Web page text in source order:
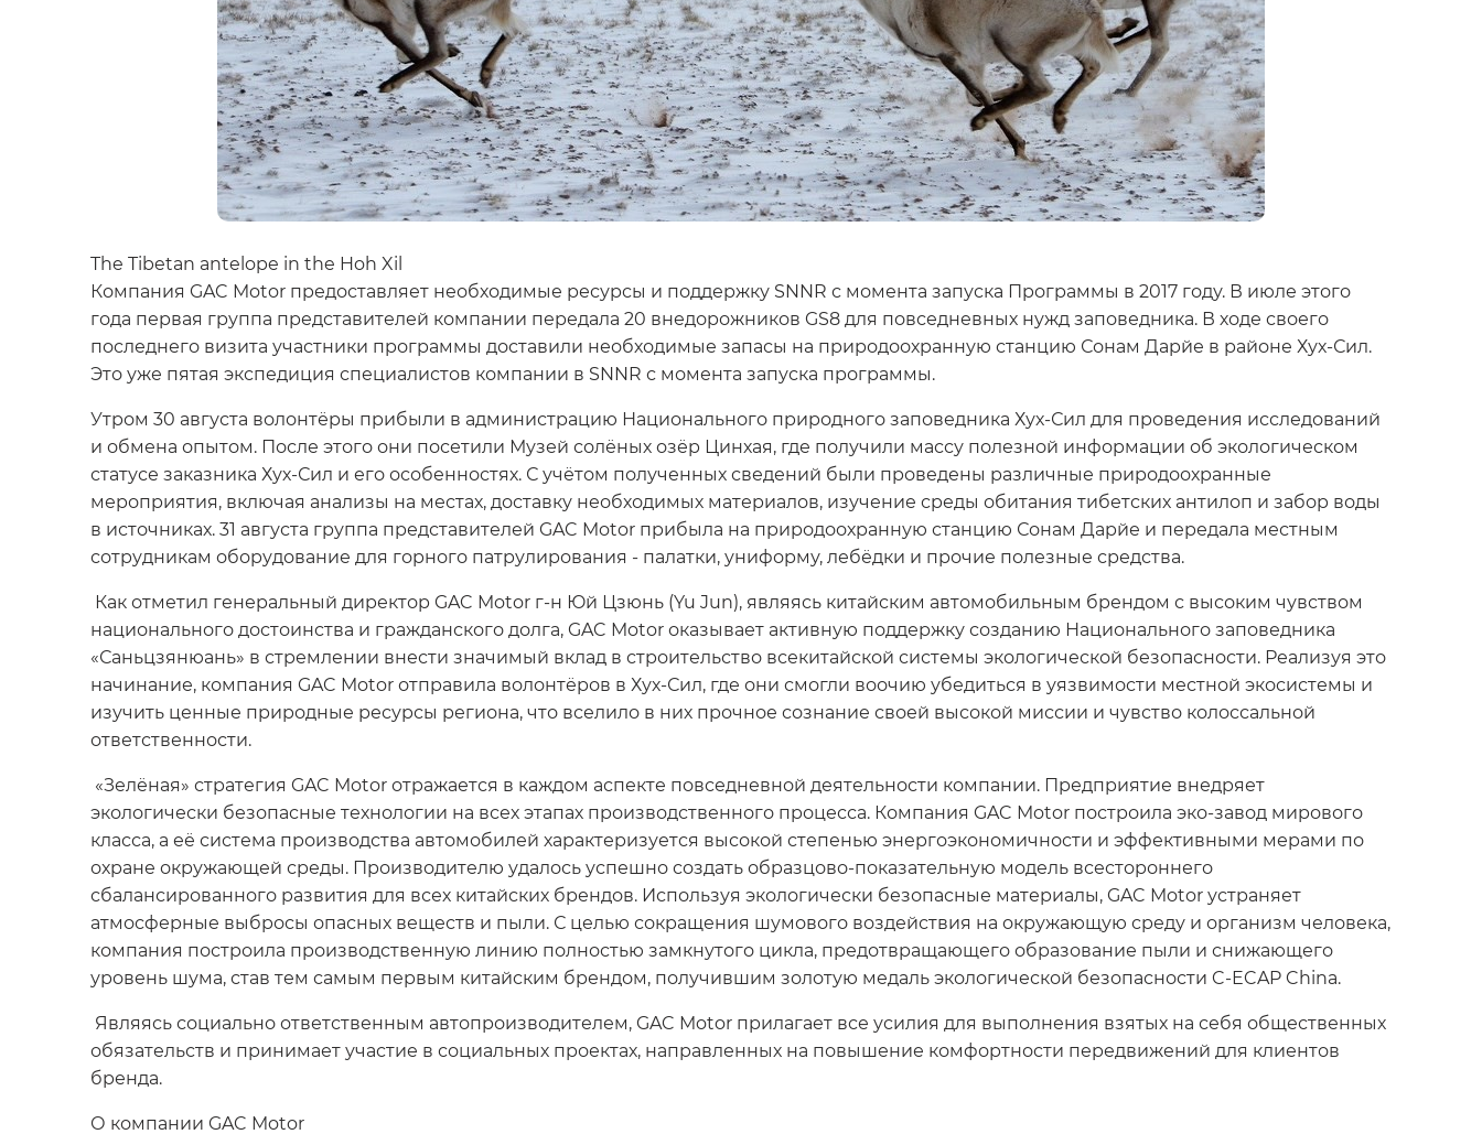
The Tibetan antelope in the Hoh Xil
Компания GAC Motor предоставляет необходимые ресурсы и поддержку SNNR с момента запуска Программы в 2017 году. В июле этого
года первая группа представителей компании передала 20 внедорожников GS8 для повседневных нужд заповедника. В ходе своего
последнего визита участники программы доставили необходимые запасы на природоохранную станцию Сонам Дарйе в районе Хух-Сил.
Это уже пятая экспедиция специалистов компании в SNNR с момента запуска программы.
Утром 30 августа волонтёры прибыли в администрацию Национального природного заповедника Хух-Сил для проведения исследований
и обмена опытом. После этого они посетили Музей солёных озёр Цинхая, где получили массу полезной информации об экологическом
статусе заказника Хух-Сил и его особенностях. С учётом полученных сведений были проведены различные природоохранные
мероприятия, включая анализы на местах, доставку необходимых материалов, изучение среды обитания тибетских антилоп и забор воды
в источниках. 31 августа группа представителей GAC Motor прибыла на природоохранную станцию Сонам Дарйе и передала местным
сотрудникам оборудование для горного патрулирования - палатки, униформу, лебёдки и прочие полезные средства.
Как отметил генеральный директор GAC Motor г-н Юй Цзюнь (Yu Jun), являясь китайским автомобильным брендом с высоким чувством
национального достоинства и гражданского долга, GAC Motor оказывает активную поддержку созданию Национального заповедника
«Саньцзянюань» в стремлении внести значимый вклад в строительство всекитайской системы экологической безопасности. Реализуя это
начинание, компания GAC Motor отправила волонтёров в Хух-Сил, где они смогли воочию убедиться в уязвимости местной экосистемы и
изучить ценные природные ресурсы региона, что вселило в них прочное сознание своей высокой миссии и чувство колоссальной
ответственности.
«Зелёная» стратегия GAC Motor отражается в каждом аспекте повседневной деятельности компании. Предприятие внедряет
экологически безопасные технологии на всех этапах производственного процесса. Компания GAC Motor построила эко-завод мирового
класса, а её система производства автомобилей характеризуется высокой степенью энергоэкономичности и эффективными мерами по
охране окружающей среды. Производителю удалось успешно создать образцово-показательную модель всестороннего
сбалансированного развития для всех китайских брендов. Используя экологически безопасные материалы, GAC Motor устраняет
атмосферные выбросы опасных веществ и пыли. С целью сокращения шумового воздействия на окружающую среду и организм человека,
компания построила производственную линию полностью замкнутого цикла, предотвращающего образование пыли и снижающего
уровень шума, став тем самым первым китайским брендом, получившим золотую медаль экологической безопасности C-ECAP China.
Являясь социально ответственным автопроизводителем, GAC Motor прилагает все усилия для выполнения взятых на себя общественных
обязательств и принимает участие в социальных проектах, направленных на повышение комфортности передвижений для клиентов
бренда.
О компании GAC Motor